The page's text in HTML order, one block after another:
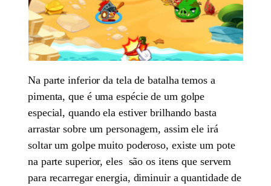
Na parte inferior da tela de batalha temos a
pimenta, que é uma espécie de um golpe
especial, quando ela estiver brilhando basta
arrastar sobre um personagem, assim ele irá
soltar um golpe muito poderoso, existe um pote
na parte superior, eles são os itens que servem
para recarregar energia, diminuir a quantidade de